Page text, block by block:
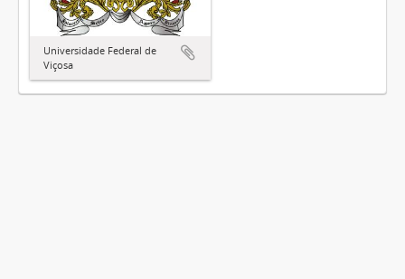
Universidade Federal de
Viçosa